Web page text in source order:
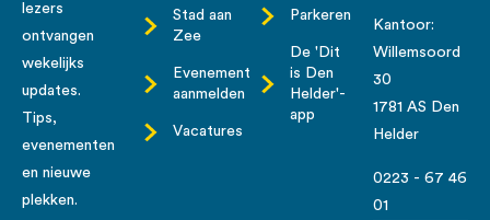
lezers
ontvangen
wekelijks
updates.
Tips,
evenementen
en nieuwe
plekken.
Stad aan
Zee
Evenement
aanmelden
Vacatures
Parkeren
De 'Dit
is Den
Helder'-
app
Kantoor:
Willemsoord
30
1781 AS Den
Helder
0223 - 67 46
01